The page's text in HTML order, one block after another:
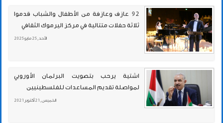
92 عازف وعازفة من الأطفال والشباب قدموا
ثلاثة حفلات متتالية في مركز اليرموك الثقافي
الأحد , 25 مايو 2025
اشتية يرحب بتصويت البرلمان الأوروبي
لمواصلة تقديم المساعدات للفلسطينيين
الخميس , 21 أكتوبر 2021